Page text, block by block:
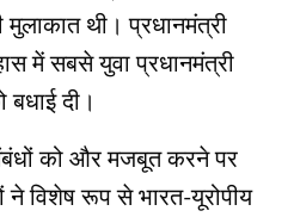
थी। प्रधानमंत्री
में सबसे युवा प्रधानमंत्री
बधाई दी।
संबंधों को और मजबूत करने पर
ने विशेष रूप से भारत-यूरोपीय